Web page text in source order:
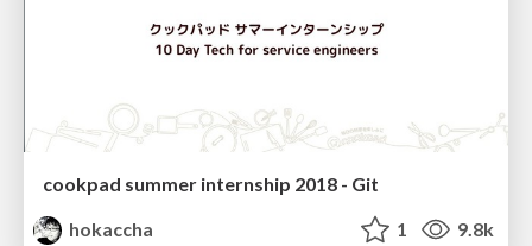
cookpad summer internship 2018 - Git
hokaccha
1 9.8k